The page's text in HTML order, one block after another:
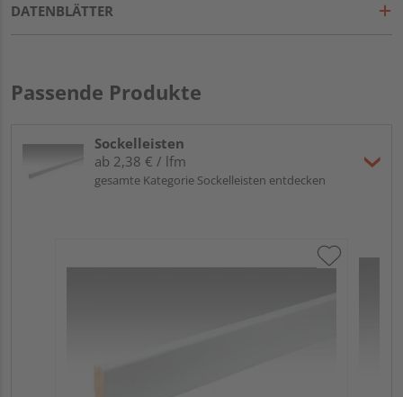
DATENBLÄTTER
Passende Produkte
Sockelleisten
ab 2,38 € / lfm
gesamte Kategorie Sockelleisten entdecken